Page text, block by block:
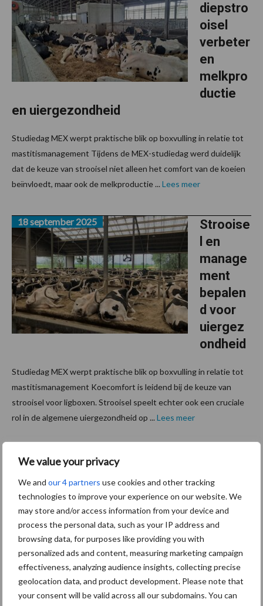
We value your privacy
We and our 4 partners use cookies and other tracking
technologies to improve your experience on our website. We
may store and/or access information from your device and
process the personal data, such as your IP address and
browsing data, for purposes like providing you with
personalized ads and content, measuring marketing campaign
effectiveness, analyzing audience insights, collecting precise
geolocation data, and product development. Please note that
your consent will be valid across all our subdomains. You can
diepstro
oisel
verbeter
en
melkpro
ductie
en uiergezondheid
Studiedag MEX werpt praktische blik op boxvulling in relatie tot
mastitismanagement Tijdens de MEX-studiedag werd duidelijk
dat de keuze van strooisel niet alleen het comfort van de koeien
beïnvloedt, maar ook de melkproductie ... Lees meer
Strooise
l en
manage
ment
bepalen
d voor
uiergez
ondheid
18 september 2025
Studiedag MEX werpt praktische blik op boxvulling in relatie tot
mastitismanagement Koecomfort is leidend bij de keuze van
strooisel voor ligboxen. Strooisel speelt echter ook een cruciale
rol in de algemene uiergezondheid op ... Lees meer
zien aan
welke
boxen
de
koeien
de
voorkeur geven”
16 september 2025